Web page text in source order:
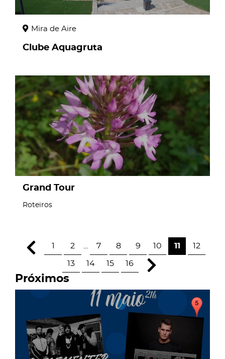
Mira de Aire
Clube Aquagruta
page
Grand Tour
Roteiros
1 2 7 8 9 10 11 12
13 14 15 16
Próximos